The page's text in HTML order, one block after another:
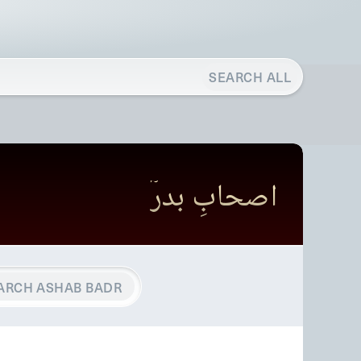
SEARCH ALL
اصحابِ بدرؓ
ASHAB BADR